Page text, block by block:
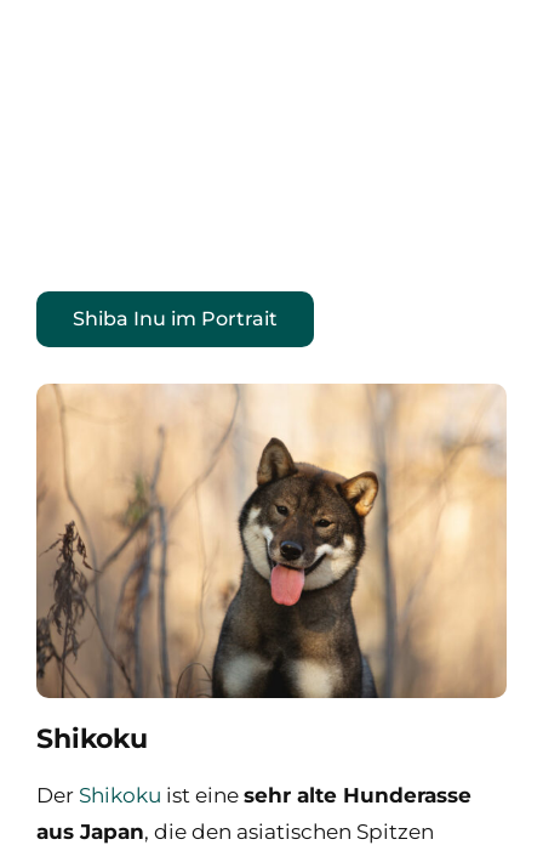
Shiba Inu im Portrait
Shikoku
Der Shikoku ist eine sehr alte Hunderasse
aus Japan, die den asiatischen Spitzen